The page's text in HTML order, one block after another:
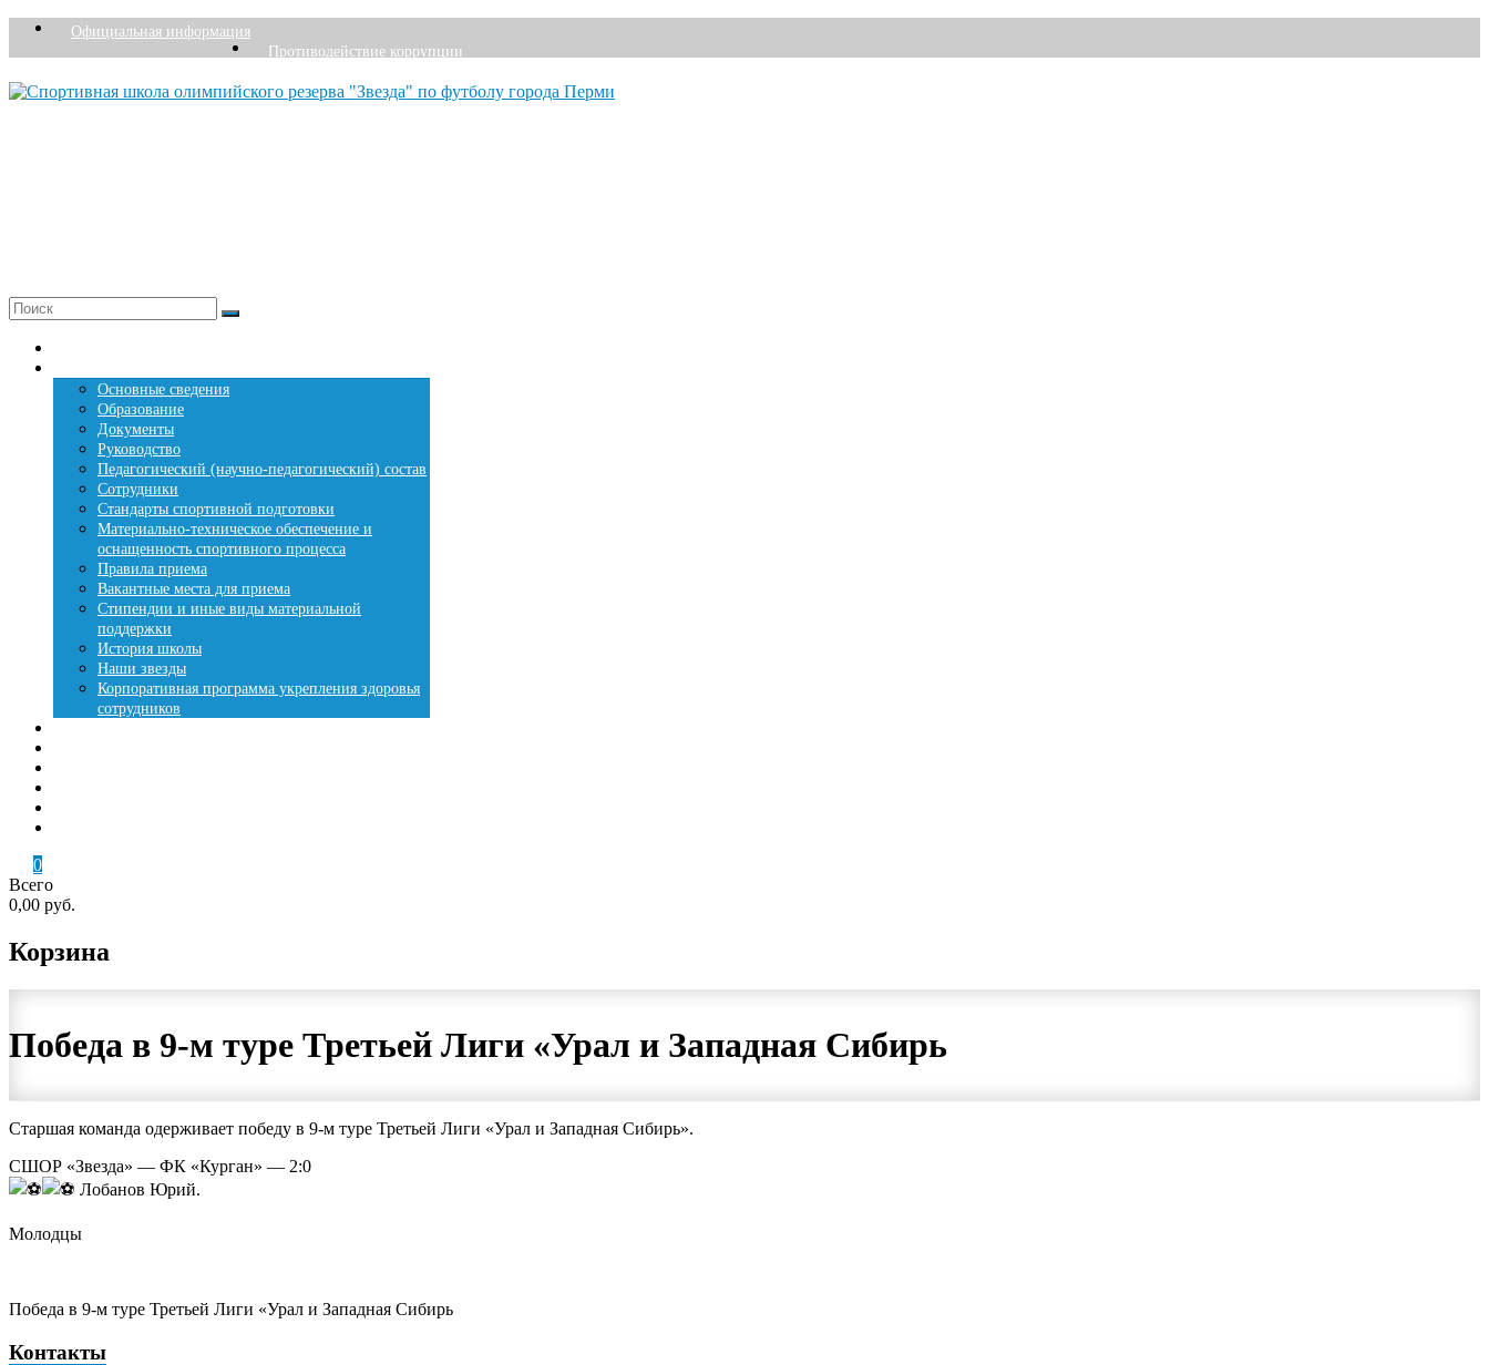
ПерейтиОфициальная информация
Противодействие коррупции
Меню
Основные сведения
Образование
Документы
Руководство
Педагогический (научно-педагогический) состав
Сотрудники
Стандарты спортивной подготовки
Материально-техническое обеспечение и
оснащенность спортивного процесса
Правила приема
Вакантные места для приема
Стипендии и иные виды материальной
поддержки
История школы
Наши звезды
Корпоративная программа укрепления здоровья
сотрудников
0
Всего
0,00 руб.
Корзина
Победа в 9-м туре Третьей Лиги «Урал и Западная Сибирь
Старшая команда одерживает победу в 9-м туре Третьей Лиги «Урал и Западная Сибирь».
СШОР «Звезда» — ФК «Курган» — 2:0
Лобанов Юрий.
Молодцы
Победа в 9-м туре Третьей Лиги «Урал и Западная Сибирь
Контакты